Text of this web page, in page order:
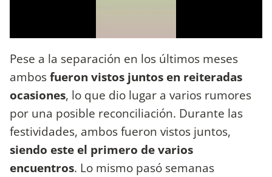
Pese a la separación en los últimos meses
ambosfueron vistos juntos en reiteradas
ocasiones, lo que dio lugar a varios rumores
por una posible reconciliación. Durante las
festividades, ambos fueron vistos juntos,
siendo este el primero de varios
encuentros. Lo mismo pasó semanas